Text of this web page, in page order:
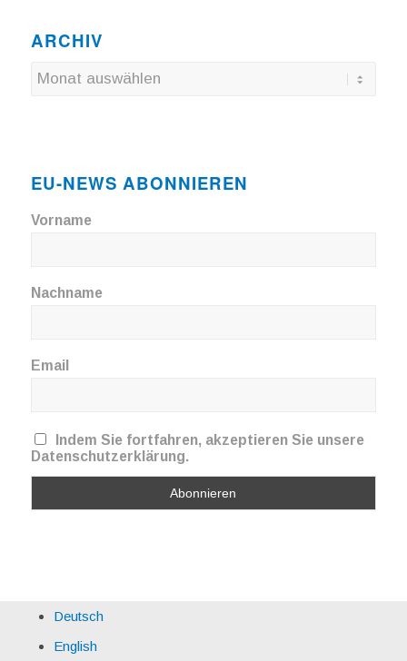
ARCHIV
EU-NEWS ABONNIEREN
Vorname
Nachname
Email
Indem Sie fortfahren, akzeptieren Sie unsere
Datenschutzerklärung.
Deutsch
English